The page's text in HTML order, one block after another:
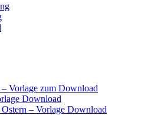
– Vorlage zum Download
Download
Ostern – Vorlage Download